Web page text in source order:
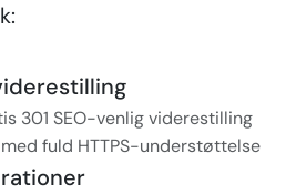
301 SEO-venlig viderestilling
fuld HTTPS-understøttelse